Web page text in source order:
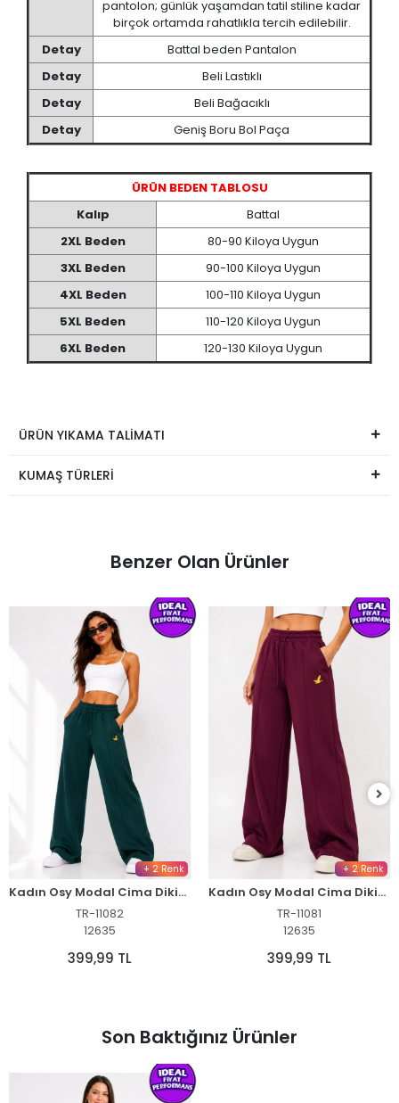
pantolon; günlük yaşamdan tatil stiline kadar
birçok ortamda rahatlıkla tercih edilebilir.
Detay
Battal beden Pantalon
Detay
Beli Lastıklı
Detay
Beli Bağacıklı
Detay
Geniş Boru Bol Paça
ÜRÜN BEDEN TABLOSU
Kalıp
Battal
2XL Beden
80-90 Kiloya Uygun
3XL Beden
90-100 Kiloya Uygun
4XL Beden
100-110 Kiloya Uygun
5XL Beden
110-120 Kiloya Uygun
6XL Beden 120-130 Kiloya Uygun
ÜRÜN YIKAMA TALİMATI
KUMAŞ TÜRLERİ
Benzer Olan Ürünler
+ 2 Renk
Kadın Osy Modal Cima Dikişli Nakışlı Cepli Oversize Bol Paça Eşofman Altı - Yeşil
TR-11082
12635
399,99 TL
+ 2 Renk
Kadın Osy Modal Cima Dikişli Nakışlı Cepli Oversize Bol Paça Eşofman Altı - Bordo
TR-11081
12635
399,99 TL
Son Baktığınız Ürünler